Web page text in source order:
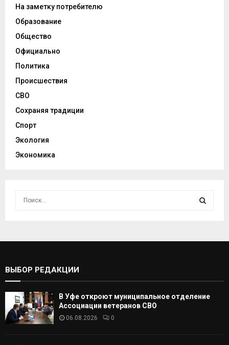
На заметку потребителю
Образование
Общество
Официально
Политика
Происшествия
СВО
Сохраняя традиции
Спорт
Экология
Экономика
С
А
ВЫБОР РЕДАКЦИИ
В Уфе откроют муниципальное отделение
Ассоциации ветеранов СВО
06.08.2026 0